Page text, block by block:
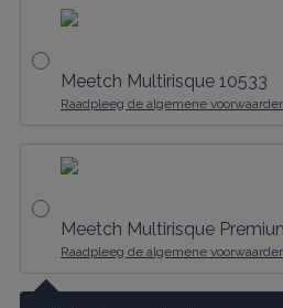
Meetch Multirisque 10533
Raadpleeg de algemene
Meetch Multirisque
Raadpleeg de algemene